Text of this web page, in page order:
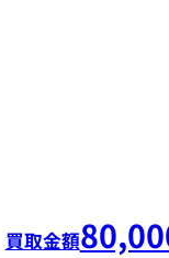
買取金額